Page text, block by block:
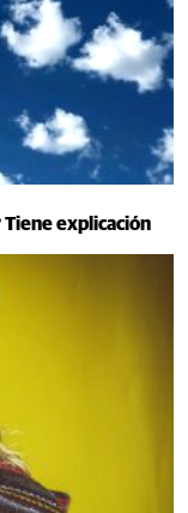
Tiene explicación